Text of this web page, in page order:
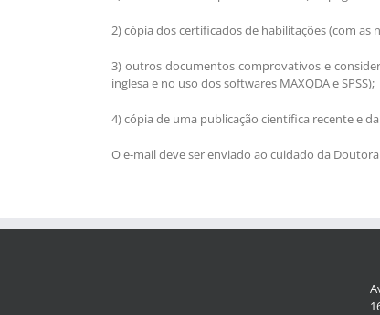
2) cópia dos certificados de habilitações (com
3) outros documentos comprovativos e
inglesa e no uso dos softwares MAXQDA e SPSS);
4) cópia de uma publicação científica recente e
O e-mail deve ser enviado ao cuidado da